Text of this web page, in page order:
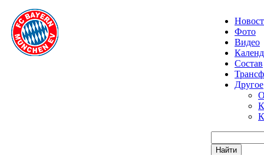
Фото
Видео
Состав
Другое
Найти